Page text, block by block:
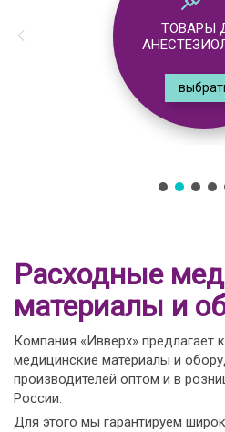
ТОВАРЫ
Расходные
материалы и
Компания «Ивверх» предлагает
медицинские материалы и
производителей оптом и в
России.
Для этого мы гарантируем